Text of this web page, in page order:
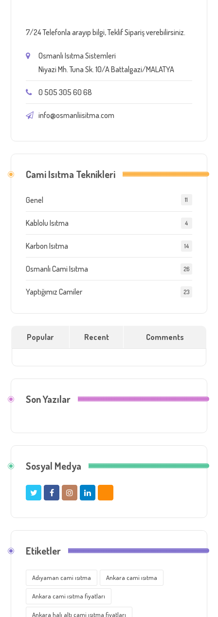
7/24 Telefonla arayıp bilgi, Teklif Sipariş verebilirsiniz.
Osmanlı Isıtma Sistemleri
Niyazi Mh. Tuna Sk. 10/A Battalgazi/MALATYA
0 505 305 60 68
info@osmanliisitma.com
Cami Isıtma Teknikleri
Genel 11
Kablolu Isıtma 4
Karbon Isıtma 14
Osmanlı Cami Isıtma 26
Yaptığımız Camiler 23
Popular Recent Comments
Son Yazılar
Sosyal Medya
Etiketler
Adıyaman cami ısıtma Ankara cami ısıtma
Ankara cami ısıtma fiyatları
Ankara halı altı cami ısıtma fiyatları